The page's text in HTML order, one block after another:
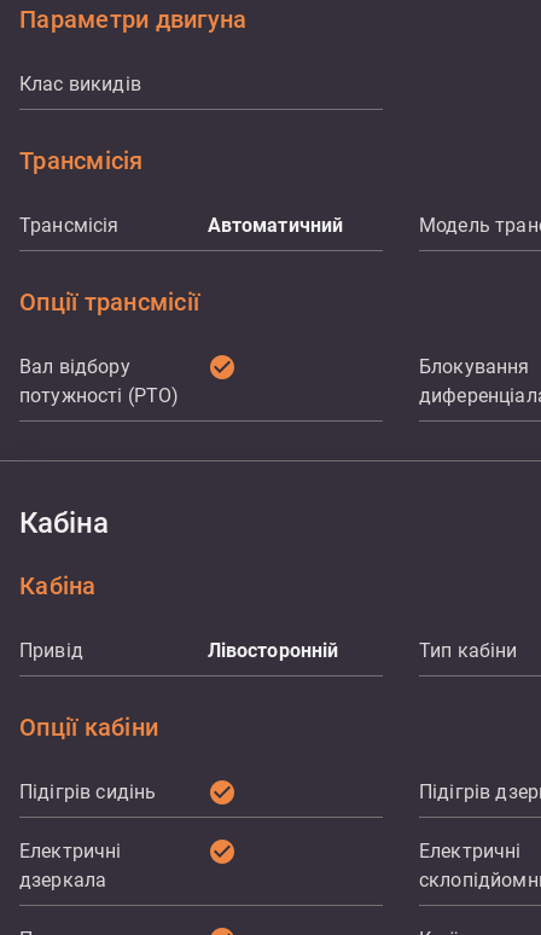
Параметри двигуна
Клас викидів
Трансмісія
Трансмісія Автоматичний Модель
Опції трансмісії
Вал відбору
потужності (PTO)
check_circle
Блокування
Кабіна
Кабіна
Привід Лівосторонній Тип кабіни
Опції кабіни
Підігрів сидінь check_circle Підігрів
Електричні
дзеркала
check_circle
Електричні